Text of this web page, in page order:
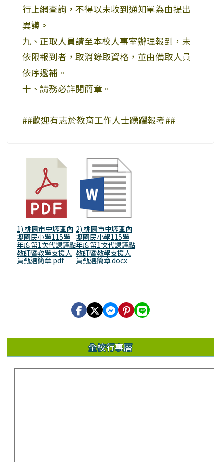
行上網查詢，不得以未收到通知單為由提出
異議。
九、正取人員請至本校人事室辦理報到，未
依限報到者，取消錄取資格，並由備取人員
依序遞補。
十、請務必詳閱簡章。
##歡迎有志於教育工作人士踴躍報考##
1) 桃園市中壢區內
壢國民小學115學
年度第1次代課鐘點
教師暨教學支援人
員甄選簡章.pdf
2) 桃園市中壢區內
壢國民小學115學
年度第1次代課鐘點
教師暨教學支援人
員甄選簡章.docx
全校行事曆